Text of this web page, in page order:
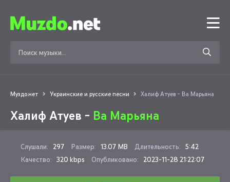
Муздо.нет Украинские и русские песни Халиф Атуев - Ва Марьяна
Халиф Атуев - Ва Марьяна
Слушали: 297 Размер: 13.07 MB Длительность: 5:42
Качество: 320 kbps Опубликовано: 2023-11-28 21:22:07